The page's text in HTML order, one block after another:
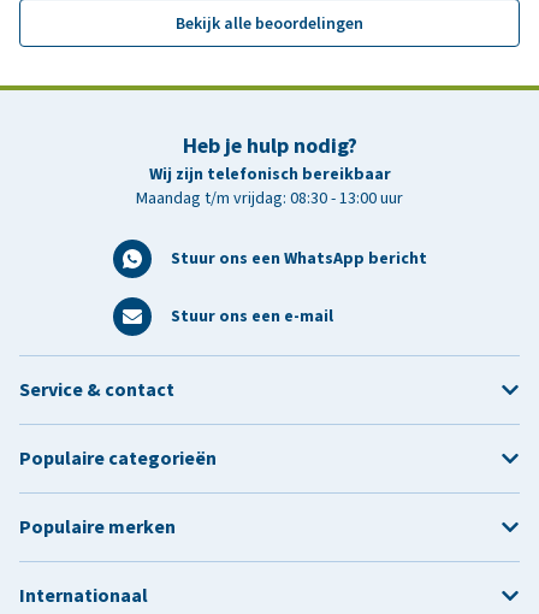
Bekijk alle beoordelingen
Heb je hulp nodig?
Wij zijn telefonisch bereikbaar
Maandag t/m vrijdag: 08:30 - 13:00 uur
Stuur ons een WhatsApp bericht
Stuur ons een e-mail
Service & contact
Populaire categorieën
Populaire merken
Internationaal